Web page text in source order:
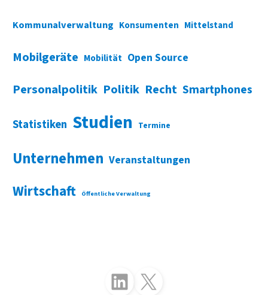
Kommunalverwaltung Konsumenten Mittelstand
Mobilgeräte Mobilität Open Source
Personalpolitik Politik Recht Smartphones
Statistiken Studien Termine
Unternehmen Veranstaltungen
Wirtschaft Öffentliche Verwaltung
Folgen Sie uns auf LinkedInFolgen Sie uns auf X (Twitter)